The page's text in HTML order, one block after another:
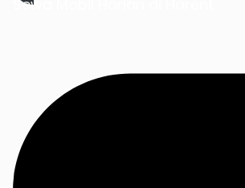
Sewa Mobil Harian di Harent